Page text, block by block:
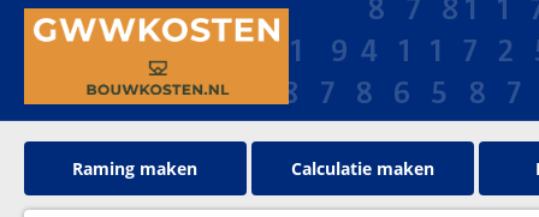
Raming maken Calculatie maken